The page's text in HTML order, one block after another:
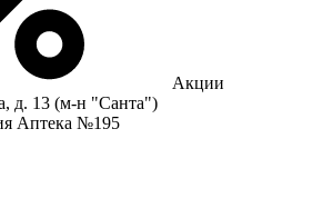
Акции
д. 13 (м-н "Санта")
Аптека №195